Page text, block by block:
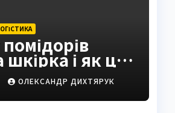
шкірка і як це
ОЛЕКСАНДР ДИХТЯРУК